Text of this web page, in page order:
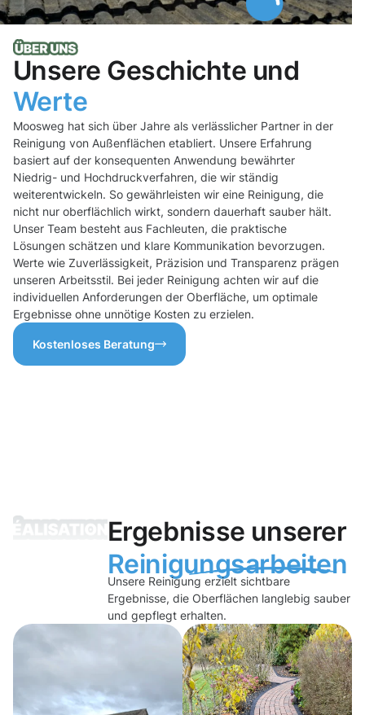
Unsere Geschichte und
Werte
Moosweg hat sich über Jahre als verlässlicher Partner in der
Reinigung von Außenflächen etabliert. Unsere Erfahrung
basiert auf der konsequenten Anwendung bewährter
Niedrig- und Hochdruckverfahren, die wir ständig
weiterentwickeln. So gewährleisten wir eine Reinigung, die
nicht nur oberflächlich wirkt, sondern dauerhaft sauber hält.
Unser Team besteht aus Fachleuten, die praktische
Lösungen schätzen und klare Kommunikation bevorzugen.
Werte wie Zuverlässigkeit, Präzision und Transparenz prägen
unseren Arbeitsstil. Bei jeder Reinigung achten wir auf die
individuellen Anforderungen der Oberfläche, um optimale
Ergebnisse ohne unnötige Kosten zu erzielen.
Kostenloses Beratung
Ergebnisse unserer
Reinigungsarbeiten
Unsere Reinigung erzielt sichtbare
Ergebnisse, die Oberflächen langlebig sauber
und gepflegt erhalten.